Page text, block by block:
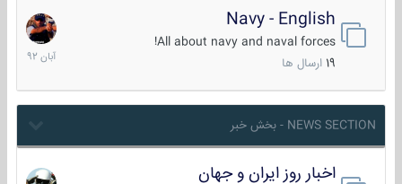
Navy - English
All about navy and naval forces!
ارسال ها
22
آبان
1392
NEWS SECTION - بخش خبر
اخبار روز ایران و جهان
7